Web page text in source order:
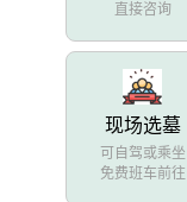
直接咨询
现场选墓
可自驾或乘坐
免费班车前往